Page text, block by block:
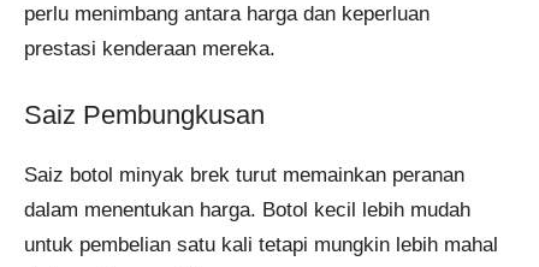
perlu menimbang antara harga dan keperluan
prestasi kenderaan mereka.
Saiz Pembungkusan
Saiz botol minyak brek turut memainkan peranan
dalam menentukan harga. Botol kecil lebih mudah
untuk pembelian satu kali tetapi mungkin lebih mahal